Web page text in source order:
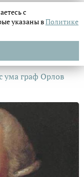
ума граф Орлов
с
указаны вПолитике